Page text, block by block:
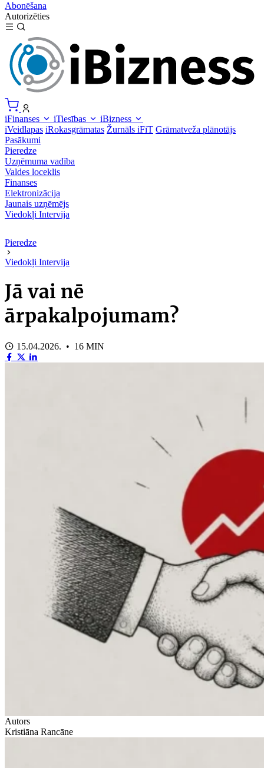
Abonēšana
Autorizēties
iFinanses iTiesības
iBizness
iVeidlapas iRokasgrāmatas Žurnāls iFiT Grāmatveža plānotājs
Pasākumi
Pieredze
Uzņēmuma vadība
Valdes loceklis
Finanses
Elektronizācija
Jaunais uzņēmējs
Viedokļi Intervija
Pieredze
Viedokļi Intervija
Jā vai nē
ārpakalpojumam?
15.04.2026. • 16 MIN
Autors
Kristiāna Rancāne